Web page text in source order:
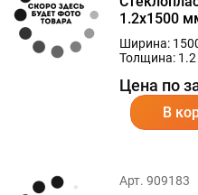
1.2х1500
Ширина:
Толщина: 1.2
Цена по
В
Арт. 909183